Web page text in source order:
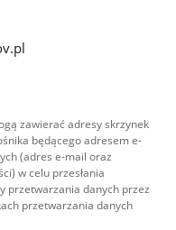
zawierać adresy skrzynek
będącego adresem e-
(adres e-mail oraz
w celu przesłania
przetwarzania danych przez
przetwarzania danych